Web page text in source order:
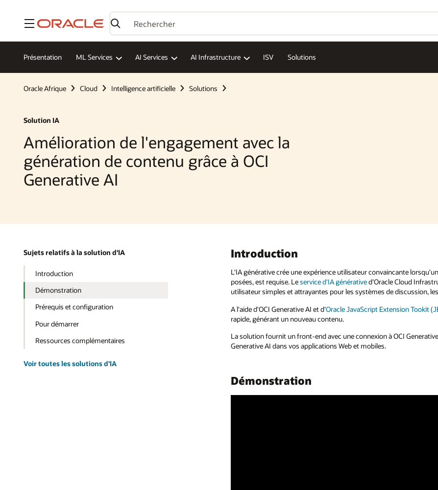
Menu
Présentation ML Services AI Services AI Infrastructure ISV Solutions
Oracle Afrique Cloud Intelligence artificielle Solutions
Solution IA
Amélioration de l'engagement avec la
génération de contenu grâce à OCI
Generative AI
Sujets relatifs à la solution d'IA
Introduction
Démonstration
Prérequis et configuration
Pour démarrer
Ressources complémentaires
Voir toutes les solutions d'IA
Introduction
L'IA générative crée une expérience utilisateur convaincante
posées, est requise. Leservice d'IA génératived'Oracle Cloud
utilisateur simples et attrayantes pour les systèmes de discussion,
A l'aide d'OCI Generative AI et d'Oracle JavaScript Extension Tookit
rapide, générant un nouveau contenu.
La solution fournit un front-end avec une connexion à OCI
Generative AI dans vos applications Web et mobiles.
Démonstration